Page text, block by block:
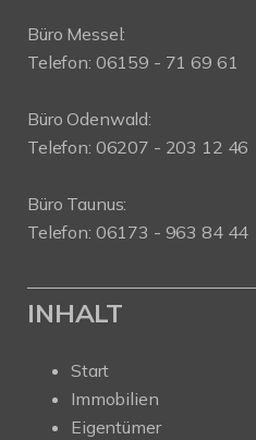
Büro Messel:
Telefon: 06159 - 71 69 61
Büro Odenwald:
Telefon: 06207 - 203 12 46
Büro Taunus:
Telefon: 06173 - 963 84 44
INHALT
Start
Immobilien
Eigentümer